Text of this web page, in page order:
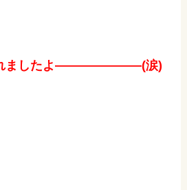
れましたよ―――――――(涙)